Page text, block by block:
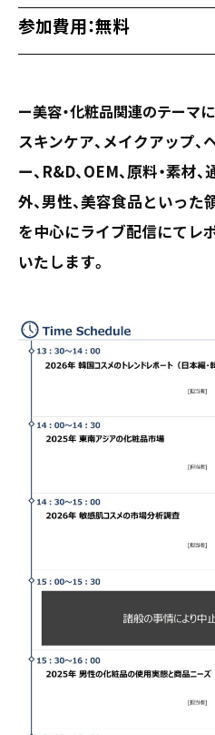
参加費用：無料
ー美容・化粧品関連のテーマ
スキンケア、メイクアップ、
ー、R&D、OEM、原料・素材
外、男性、美容食品といった
を中心にライブ配信にてレ
いたします。